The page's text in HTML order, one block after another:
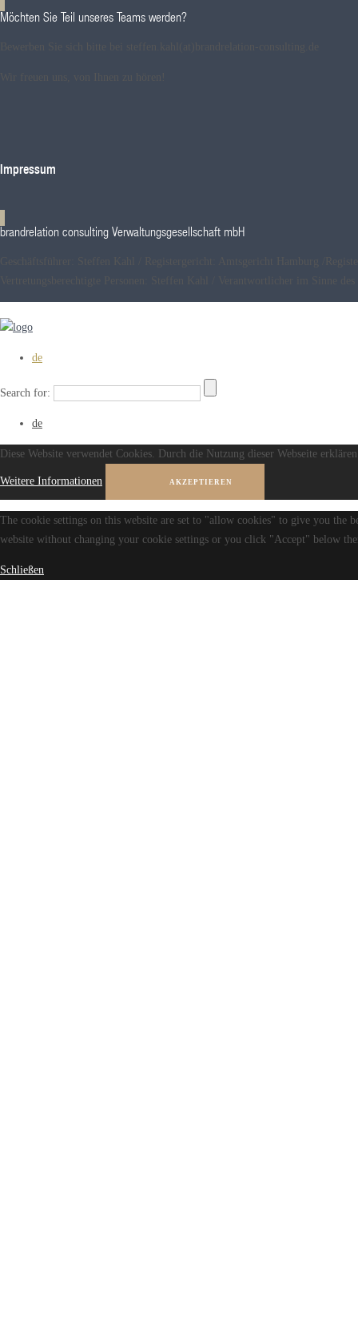
Möchten Sie Teil unseres Teams werden?
Bewerben Sie sich bitte bei steffen.kahl(at)brandrelation-consulting.de
Wir freuen uns, von Ihnen zu hören!
Impressum
brandrelation consulting Verwaltungsgesellschaft mbH
Geschäftsführer: Steffen Kahl / Registergericht: Amtsgericht Hamburg /
Vertretungsberechtigte Personen: Steffen Kahl / Verantwortlicher im Sinne
de
Search for:
de
Diese Website verwendet Cookies. Durch die Nutzung dieser Webseite
Weitere Informationen AKZEPTIEREN
The cookie settings on this website are set to "allow cookies" to give you the
website without changing your cookie settings or you click "Accept" below
Schließen